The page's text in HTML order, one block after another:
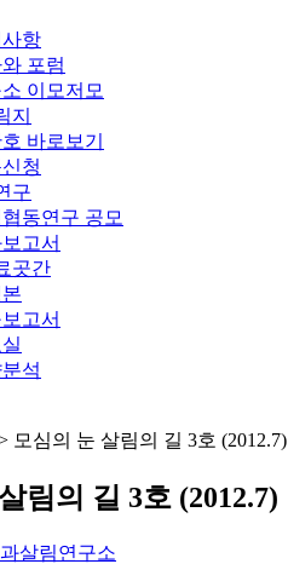
항
포럼
이모저모
지
바로보기
청
구
동연구 공모
고서
곳간
고서
석
모심의 눈 살림의 길 3호 (2012.7)
림의 길 3호 (2012.7)
살림연구소